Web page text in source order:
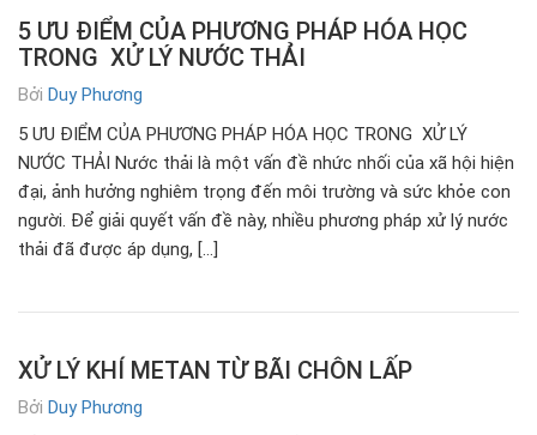
5 ƯU ĐIỂM CỦA PHƯƠNG PHÁP HÓA HỌC
TRONG XỬ LÝ NƯỚC THẢI
Bởi Duy Phương
5 ƯU ĐIỂM CỦA PHƯƠNG PHÁP HÓA HỌC TRONG XỬ LÝ
NƯỚC THẢI Nước thải là một vấn đề nhức nhối của xã hội hiện
đại, ảnh hưởng nghiêm trọng đến môi trường và sức khỏe con
người. Để giải quyết vấn đề này, nhiều phương pháp xử lý nước
thải đã được áp dụng, […]
XỬ LÝ KHÍ METAN TỪ BÃI CHÔN LẤP
Bởi Duy Phương